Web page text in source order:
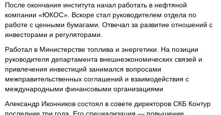
После окончания института начал работать в нефтяной
компании «ЮКОС». Вскоре стал руководителем отдела по
работе с ценными бумагами. Отвечал за развитие отношений с
инвесторами и регуляторами.
Работал в Министерстве топлива и энергетики. На позиции
руководителя департамента внешнеэкономических связей и
привлечения инвестиций занимался вопросами
межправительственных соглашений и взаимодействия с
международными финансовыми организациями
Александр Иконников состоял в совете директоров СКБ Контур